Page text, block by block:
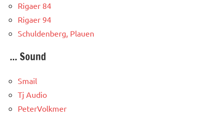
Rigaer 84
Rigaer 94
Schuldenberg, Plauen
... Sound
Smail
Tj Audio
PeterVolkmer